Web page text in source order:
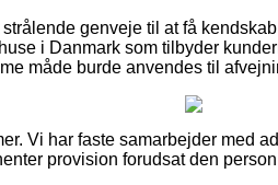
genveje til at få
i Danmark som tilbyder
måde burde anvendes til
Vi har faste samarbejder med
provision forudsat den